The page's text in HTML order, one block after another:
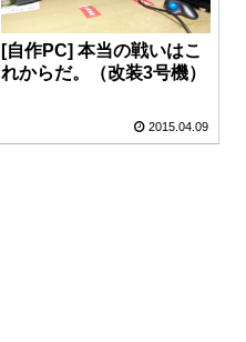
[自作PC] 本当の戦いはこ
れからだ。（改装3号機）
2015.04.09